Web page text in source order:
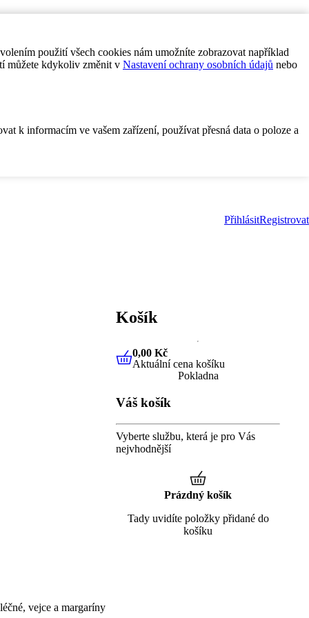
použití všech cookies nám umožníte zobrazovat například
můžete kdykoliv změnit v Nastavení ochrany osobních údajů nebo
k informacím ve vašem zařízení, používat přesná data o poloze a
PřihlásitRegistrovat
vejce a margaríny
Košík
0,00 KčAktuální cena košíku
0,00 Kč
Aktuální cena košíku
Pokladna
Váš košík
Vyberte službu, která je pro Vás
nejvhodnější
Prázdný košík
Tady uvidíte položky přidané do
košíku